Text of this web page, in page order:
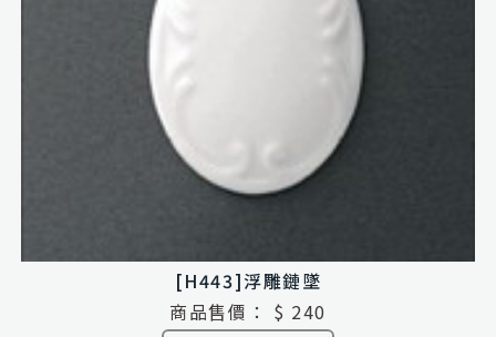
[H443]浮雕鏈墜
商品售價：
$ 240